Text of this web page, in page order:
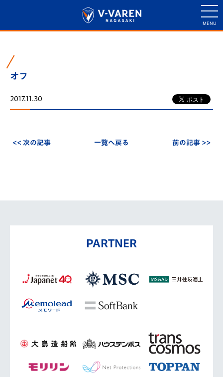
オフ
2017.11.30
<< 次の記事 一覧へ戻る 前の記事 >>
PARTNER